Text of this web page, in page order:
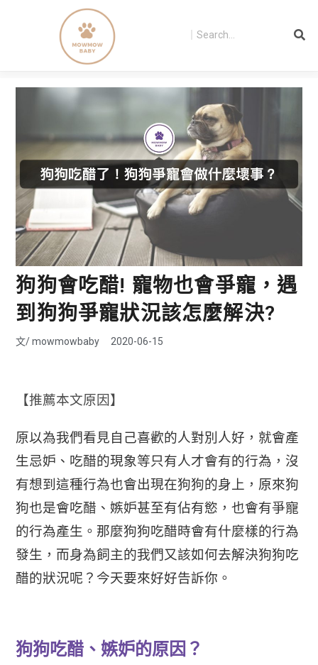
狗狗會吃醋! 寵物也會爭寵，遇
到狗狗爭寵狀況該怎麼解決?
文/mowmowbaby 2020-06-15
【推薦本文原因】
原以為我們看見自己喜歡的人對別人好，就會產
生忌妒、吃醋的現象等只有人才會有的行為，沒
有想到這種行為也會出現在狗狗的身上，原來狗
狗也是會吃醋、嫉妒甚至有佔有慾，也會有爭寵
的行為產生。那麼狗狗吃醋時會有什麼樣的行為
發生，而身為飼主的我們又該如何去解決狗狗吃
醋的狀況呢？今天要來好好告訴你。
狗狗吃醋、嫉妒的原因 ？